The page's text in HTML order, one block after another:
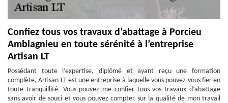
Confiez tous vos travaux d’abattage à Porcieu
Amblagnieu en toute sérénité à l’entreprise
Artisan LT
Possédant toute l’expertise, diplômé et ayant reçu une formation
complète, Artisan LT est une entreprise à laquelle vous pouvez vous fier en
toute tranquillité. Vous pouvez me confier tous vos travaux d’abattage
sans avoir de souci et vous pouvez compter sur la qualité de mon travail